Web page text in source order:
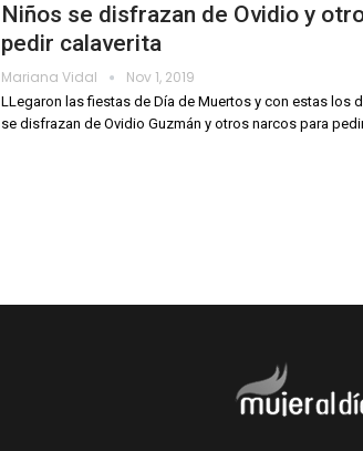
Niños se disfrazan de Ovidio y
pedir calaverita
Mariana Vidal Nov 1, 2019
LLegaron las fiestas de Día de Muertos y con estas los
se disfrazan de Ovidio Guzmán y otros narcos para